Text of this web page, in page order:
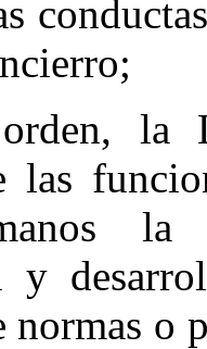
la
las
y
o